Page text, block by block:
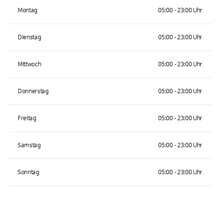
Montag 05:00 - 23:00 Uhr
Dienstag 05:00 - 23:00 Uhr
Mittwoch 05:00 - 23:00 Uhr
Donnerstag 05:00 - 23:00 Uhr
Freitag 05:00 - 23:00 Uhr
Samstag 05:00 - 23:00 Uhr
Sonntag 05:00 - 23:00 Uhr